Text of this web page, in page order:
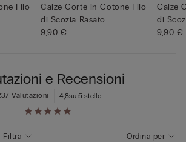
Filo
Calze Corte in Cotone Filo
di Scozia Rasato
9,90 €
Calze
di
9,90 €
e Recensioni
4,8su 5 stelle
Valutazioni
Ordina per
Filtra